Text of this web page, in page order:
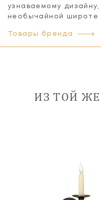
узнаваемому
необычайной широте
Товары бренда
ИЗ ТОЙ